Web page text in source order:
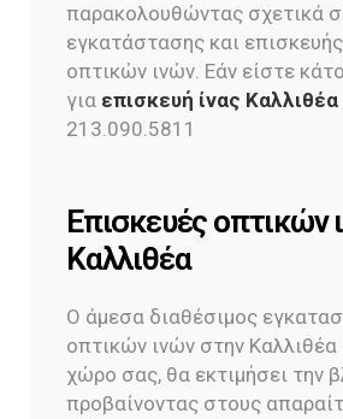
παρακολουθώντας σχετικά
εγκατάστασης και
οπτικών ινών. Εάν είστε
για επισκευή ίνας Καλλιθέα
213.090.5811
Eπισκευές οπτικών
Καλλιθέα
Ο άμεσα διαθέσιμος
οπτικών ινών στην Καλλιθέα
χώρο σας, θα εκτιμήσει την
προβαίνοντας στους